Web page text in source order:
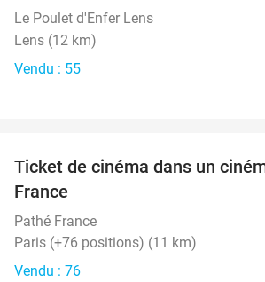
Le Poulet d'Enfer Lens
Lens (12 km)
Vendu : 55
Ticket de cinéma dans un
France
Pathé France
Paris (+76 positions) (11 km)
Vendu : 76